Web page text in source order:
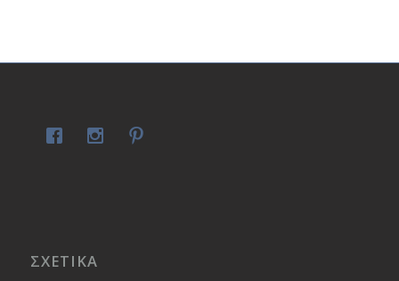
ΣΧΕΤΙΚΑ